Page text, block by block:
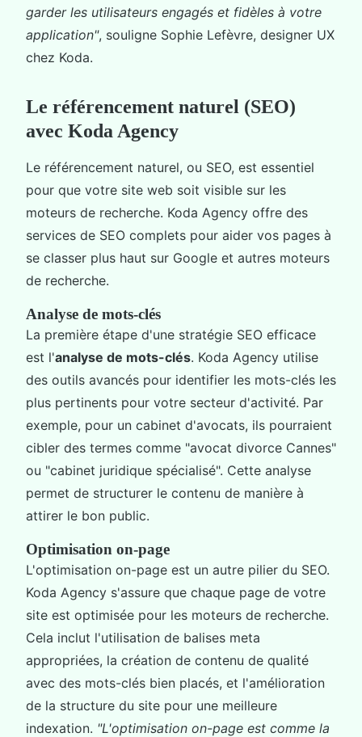
garder les utilisateurs engagés et fidèles à votre
application", souligne Sophie Lefèvre, designer UX
chez Koda.
Le référencement naturel (SEO)
avec Koda Agency
Le référencement naturel, ou SEO, est essentiel
pour que votre site web soit visible sur les
moteurs de recherche. Koda Agency offre des
services de SEO complets pour aider vos pages à
se classer plus haut sur Google et autres moteurs
de recherche.
Analyse de mots-clés
La première étape d'une stratégie SEO efficace
est l'analyse de mots-clés. Koda Agency utilise
des outils avancés pour identifier les mots-clés les
plus pertinents pour votre secteur d'activité. Par
exemple, pour un cabinet d'avocats, ils pourraient
cibler des termes comme "avocat divorce Cannes"
ou "cabinet juridique spécialisé". Cette analyse
permet de structurer le contenu de manière à
attirer le bon public.
Optimisation on-page
L'optimisation on-page est un autre pilier du SEO.
Koda Agency s'assure que chaque page de votre
site est optimisée pour les moteurs de recherche.
Cela inclut l'utilisation de balises meta
appropriées, la création de contenu de qualité
avec des mots-clés bien placés, et l'amélioration
de la structure du site pour une meilleure
indexation. "L'optimisation on-page est comme la